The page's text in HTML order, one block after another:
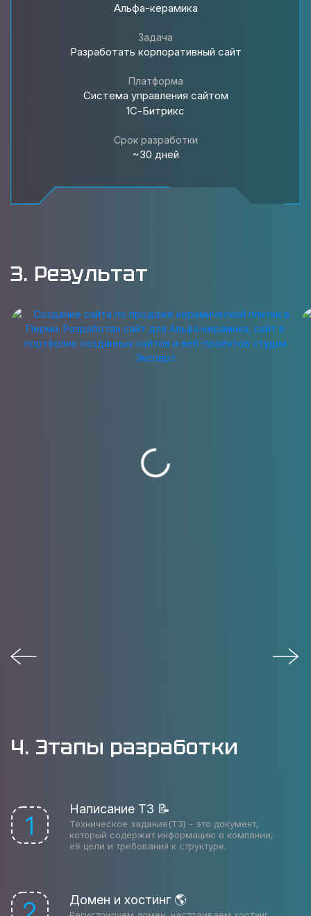
Альфа-керамика
Задача
Разработать корпоративный сайт
Платформа
Система управления сайтом
1С-Битрикс
Срок разработки
~30 дней
3. Результат
4. Этапы разработки
1
Написание ТЗ 📝
Техническое задание(ТЗ) - это документ,
который содержит информацию о компании,
её цели и требования к структуре.
Домен и хостинг 🌎